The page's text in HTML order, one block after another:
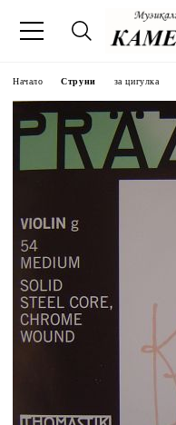
Начало Струни за цигулка